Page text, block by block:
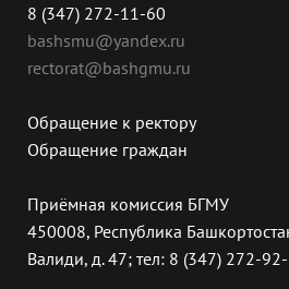
8 (347) 272-11-60
bashsmu@yandex.ru
rectorat@bashgmu.ru
Обращение к ректору
Обращение граждан
Приёмная комиссия БГМУ
450008, Республика
Валиди, д. 47; тел: 8 (347) 272-